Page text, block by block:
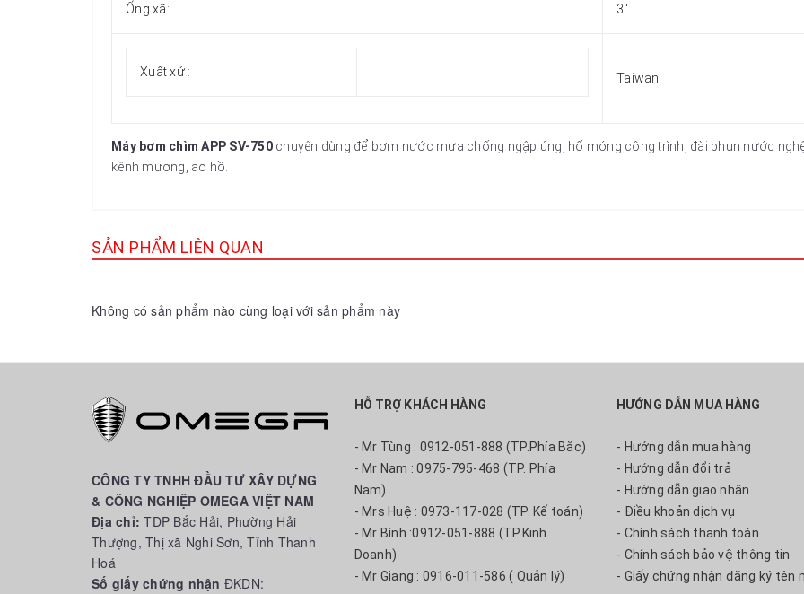
Ống xã: 3"
Xuất xứ : Taiwan
Máy bơm chìm APP SV-750chuyên dùng để bơm nước mưa chống ngập úng, hố móng công trình, đài phun nước
kênh mương, ao hồ.
SẢN PHẨM LIÊN QUAN
Không có sản phẩm nào cùng loại với sản phẩm này
CÔNG TY TNHH ĐẦU TƯ XÂY DỰNG
& CÔNG NGHIỆP OMEGA VIỆT NAM
Địa chỉ:TDP Bắc Hải, Phường Hải
Thượng, Thị xã Nghi Sơn, Tỉnh Thanh
Hoá
Số giấy chứng nhận ĐKDN:
HỖ TRỢ KHÁCH HÀNG
- Mr Tùng : 0912-051-888 (TP.Phía Bắc)
- Mr Nam : 0975-795-468 (TP. Phía
Nam)
- Mrs Huệ : 0973-117-028 (TP. Kế toán)
- Mr Bình :0912-051-888 (TP.Kinh
Doanh)
- Mr Giang : 0916-011-586 ( Quản lý)
HƯỚNG DẪN MUA HÀNG
- Hướng dẫn mua hàng
- Hướng dẫn đổi trả
- Hướng dẫn giao nhận
- Điều khoản dịch vụ
- Chính sách thanh toán
- Chính sách bảo vệ thông tin
- Giấy chứng nhận đăng ký tên